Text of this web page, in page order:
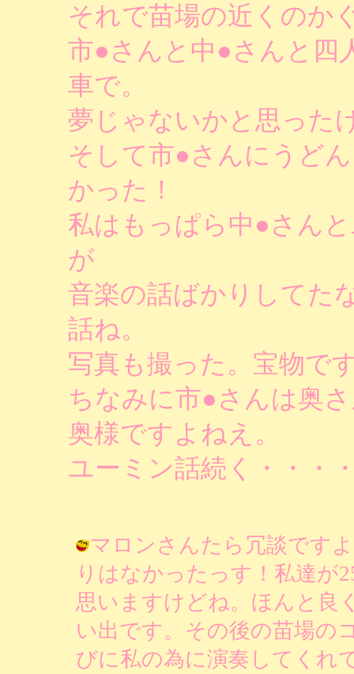
それで苗場の近くのか
市●さんと中●さんと四
車で。
夢じゃないかと思った
そして市●さんにうど
かった！
私はもっぱら中●さん
が
音楽の話ばかりしてた
話ね。
写真も撮った。宝物で
ちなみに市●さんは奥
奥様ですよねえ。
ユーミン話続く・・・
マロンさんたら冗談です
りはなかったっす！私達が
思いますけどね。ほんと良
い出です。その後の苗場の
びに私の為に演奏してくれ